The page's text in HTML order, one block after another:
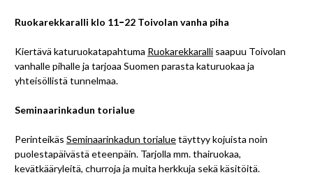
Ruokarekkaralli klo 11–22 Toivolan vanha piha
Kiertävä katuruokatapahtuma Ruokarekkaralli saapuu Toivolan
vanhalle pihalle ja tarjoaa Suomen parasta katuruokaa ja
yhteisöllistä tunnelmaa.
Seminaarinkadun torialue
Perinteikäs Seminaarinkadun torialuetäyttyy kojuista noin
puolestapäivästä eteenpäin. Tarjolla mm. thairuokaa,
kevätkääryleitä, churroja ja muita herkkuja sekä käsitöitä.